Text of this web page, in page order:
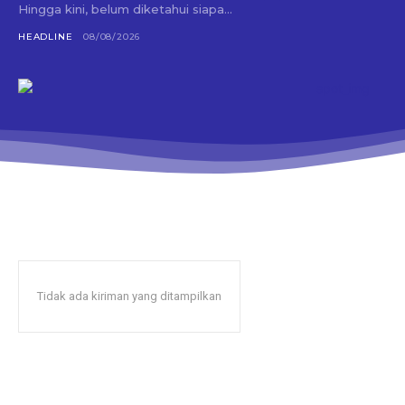
Hingga kini, belum diketahui siapa...
HEADLINE 08/08/2026
Tidak ada kiriman yang ditampilkan